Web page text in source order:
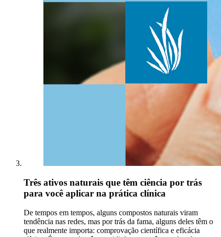
Três ativos naturais que têm ciência por trás
para você aplicar na prática clínica
De tempos em tempos, alguns compostos naturais viram
tendência nas redes, mas por trás da fama, alguns deles têm o
que realmente importa: comprovação científica e eficácia